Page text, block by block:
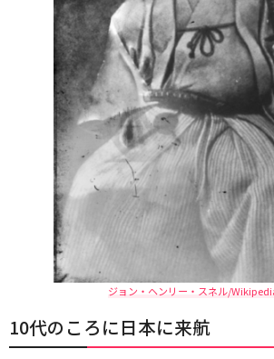
ジョン・ヘンリー・スネル/
10代のころに日本に来航